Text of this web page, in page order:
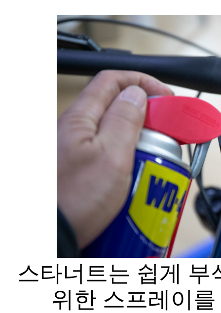
스타너트는 쉽게 부
위한 스프레이